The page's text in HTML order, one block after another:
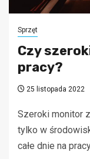
Sprzęt
Czy
pracy?
25 listopada 2022
Szeroki monitor
tylko w
całe dnie na